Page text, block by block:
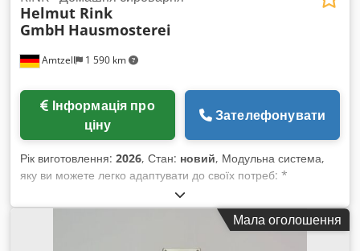
Amtzell 1 590 km
Helmut Rink
GmbH Hausmosterei
ціну
Зателефонувати
Рік виготовлення: 2026, Стан: новий, Модульна система,
яку ви можете легко адаптувати до своїх потреб: *
Механічний або електричний млин * Пакувальний прес або
кошиковий прес * Преси для фруктів різних розмірів: від 5
до 70 літрів Chsdpjuady Dsfx Agqsa Усі домашні соковарні
Мала оголошення